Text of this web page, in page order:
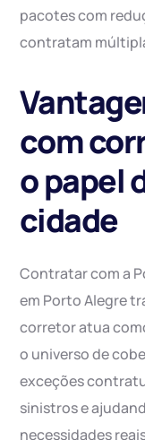
pacotes com
contratam
com
o papel
cidade
Contratar com a
em Porto Alegre
corretor atua
o universo de
exceções
sinistros e
necessidades